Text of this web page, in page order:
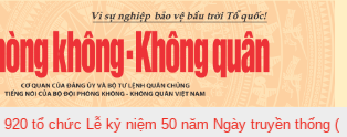
chức Lễ kỷ niệm 50 năm Ngày truyền thống (12-11-